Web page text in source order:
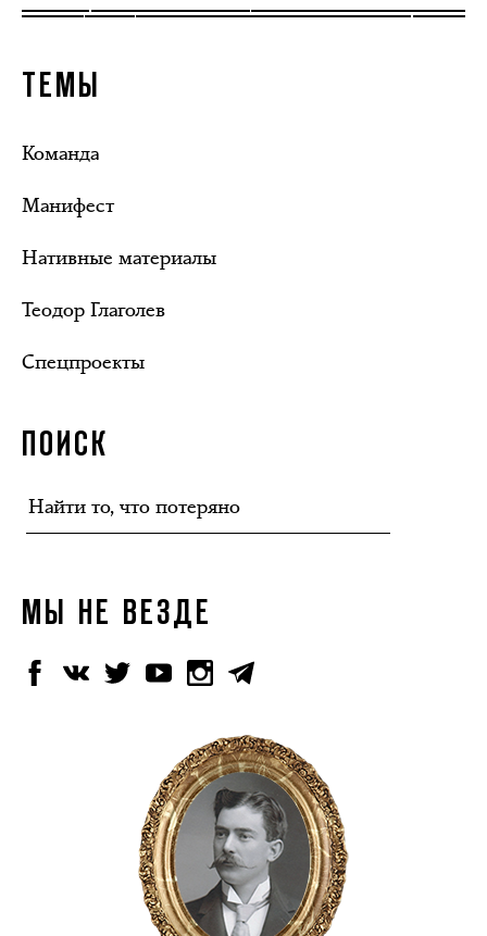
ТЕМЫ
Команда
Манифест
Нативные материалы
Теодор Глаголев
Спецпроекты
ПОИСК
МЫ НЕ ВЕЗДЕ